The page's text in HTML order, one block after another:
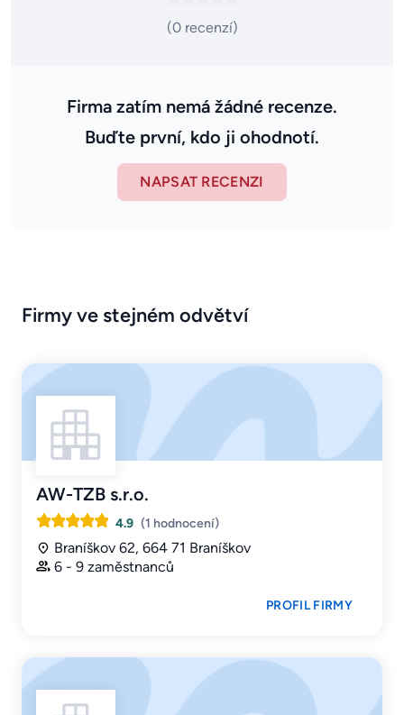
(0 recenzí)
Firma zatím nemá žádné recenze.
Buďte první, kdo ji ohodnotí.
NAPSAT RECENZI
Firmy ve stejném odvětví
AW-TZB s.r.o.
4.9 (1 hodnocení)
Braníškov 62, 664 71 Braníškov
6 - 9 zaměstnanců
PROFIL FIRMY